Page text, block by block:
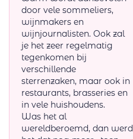
door vele sommeliers,
wijnmakers en
wijnjournalisten. Ook zal
je het zeer regelmatig
tegenkomen bij
verschillende
sterrenzaken, maar ook in
restaurants, brasseries en
in vele huishoudens.
Was het al
wereldberoemd, dan werd